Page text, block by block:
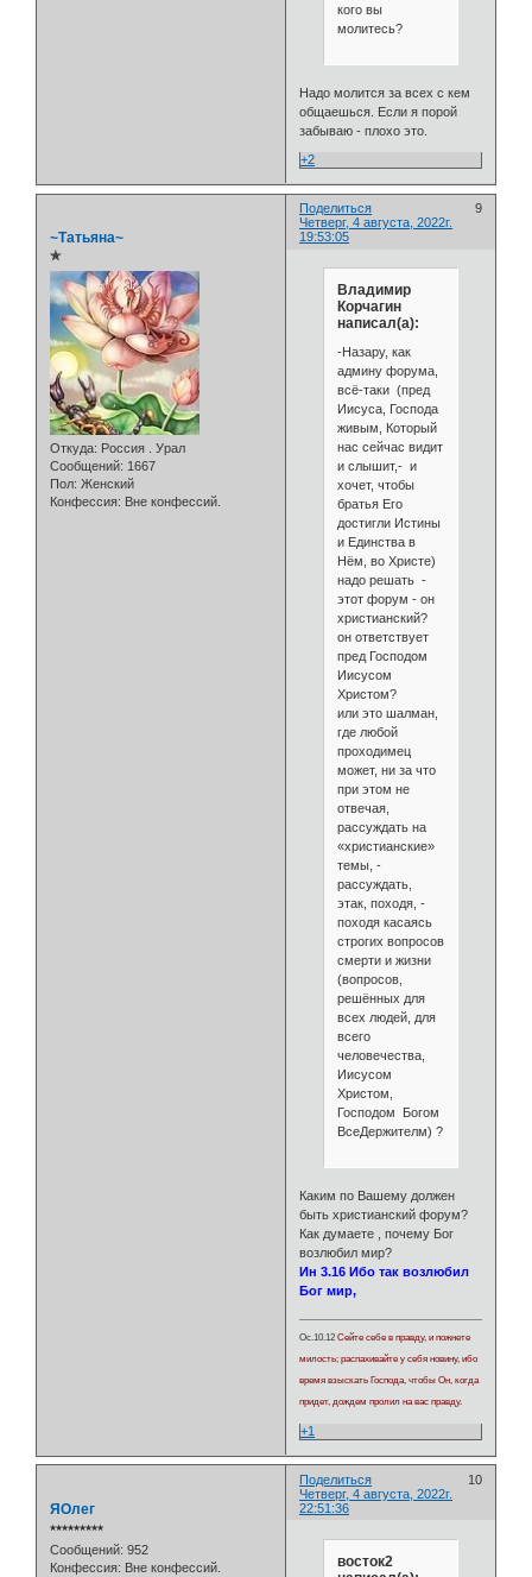
кого вы
молитесь?
Надо молится за всех с кем
общаешься. Если я порой
забываю - плохо это.
+2
Поделиться
9
Четверг, 4 августа, 2022г.
19:53:05
~Татьяна~
✯
Откуда: Россия . Урал
Сообщений: 1667
Пол: Женский
Конфессия: Вне конфессий.
Владимир
Корчагин
написал(а):
-Назару, как
админу форума,
всё-таки (пред
Иисуса, Господа
живым, Который
нас сейчас видит
и слышит,- и
хочет, чтобы
братья Его
достигли Истины
и Единства в
Нём, во Христе)
надо решать -
этот форум - он
христианский?
он ответствует
пред Господом
Иисусом
Христом?
или это шалман,
где любой
проходимец
может, ни за что
при этом не
отвечая,
рассуждать на
«христианские»
темы, -
рассуждать,
этак, походя, -
походя касаясь
строгих вопросов
смерти и жизни
(вопросов,
решённых для
всех людей, для
всего
человечества,
Иисусом
Христом,
Господом Богом
ВсеДержителм) ?
Каким по Вашему должен
быть христианский форум?
Как думаете , почему Бог
возлюбил мир?
Ин 3.16 Ибо так возлюбил
Бог мир,
Ос.10.12Сейте себе в правду, и пожнете
милость; распахивайте у себя новину, ибо
время взыскать Господа, чтобы Он, когда
придет, дождем пролил на вас правду.
+1
Поделиться
10
Четверг, 4 августа, 2022г.
22:51:36
ЯОлег
⭒⭒⭒⭒⭒⭒⭒⭒⭒
Сообщений: 952
Конфессия: Вне конфессий.
восток2